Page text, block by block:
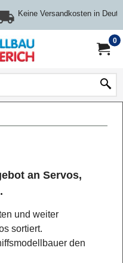
Keine Versandkosten in
0
an Servos,
und weiter
sortiert.
den